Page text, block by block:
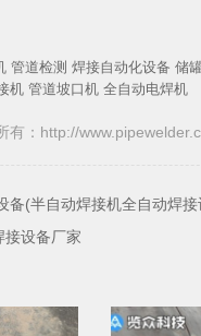
管道检测 焊接自动化设备 储
机 管道坡口机 全自动电焊机
有：http://
备(半自动焊接机全自动焊接
接设备厂家